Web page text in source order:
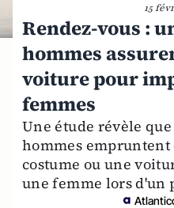
15
Rendez-vous :
hommes
voiture pour
femmes
Une étude révèle
hommes
costume ou une
une femme lors d'un